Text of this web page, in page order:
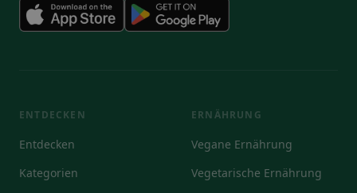
ENTDECKEN
Entdecken
Kategorien
ERNÄHRUNG
Vegane Ernährung
Vegetarische Ernährung